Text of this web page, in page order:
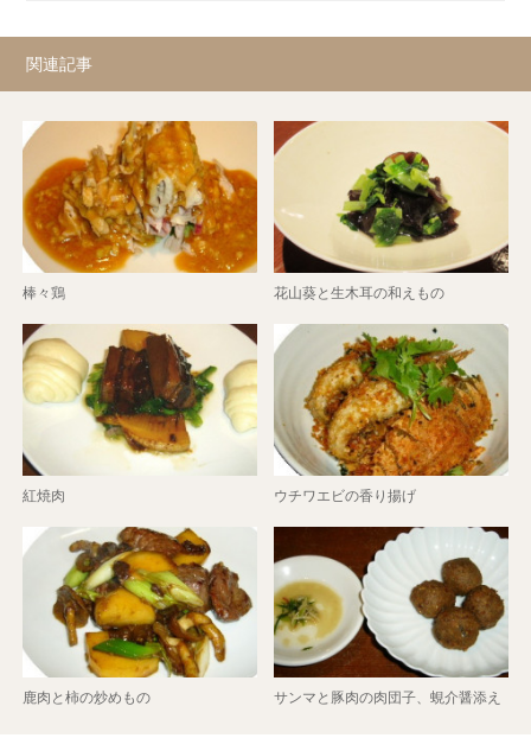
関連記事
棒々鶏 花山葵と生木耳の和えもの
紅焼肉 ウチワエビの香り揚げ
鹿肉と柿の炒めもの サンマと豚肉の肉団子、蜆介醤添え